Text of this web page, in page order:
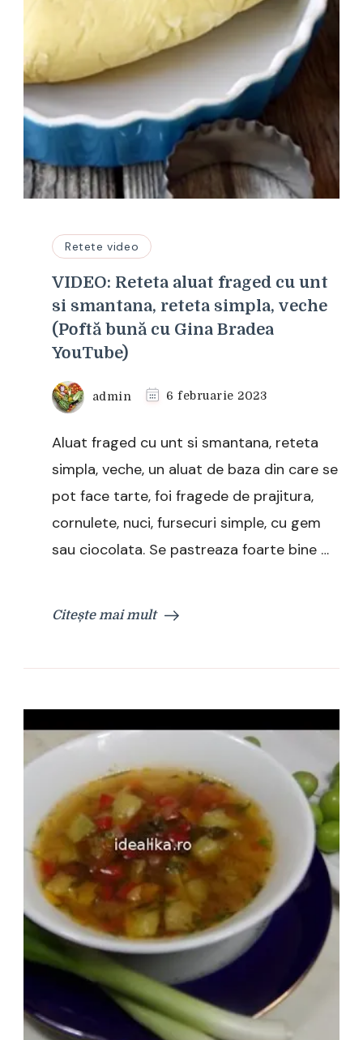
Retete video
VIDEO: Reteta aluat fraged cu unt
si smantana, reteta simpla, veche
(Poftă bună cu Gina Bradea
YouTube)
admin 6 februarie 2023
Aluat fraged cu unt si smantana, reteta
simpla, veche, un aluat de baza din care se
pot face tarte, foi fragede de prajitura,
cornulete, nuci, fursecuri simple, cu gem
sau ciocolata. Se pastreaza foarte bine …
Citește mai mult